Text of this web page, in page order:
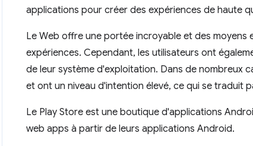
applications pour créer des expériences de haute
Le Web offre une portée incroyable et des
expériences. Cependant, les utilisateurs ont
de leur système d'exploitation. Dans de nombreux
et ont un niveau d'intention élevé, ce qui se traduit
Le Play Store est une boutique d'applications
web apps à partir de leurs applications Android.